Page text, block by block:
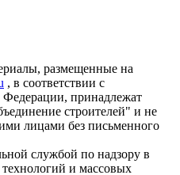
размещенные на
, в соответствии с
Федерации, принадлежат
строителей" и не
лицами без письменного
службой по надзору в
и массовых